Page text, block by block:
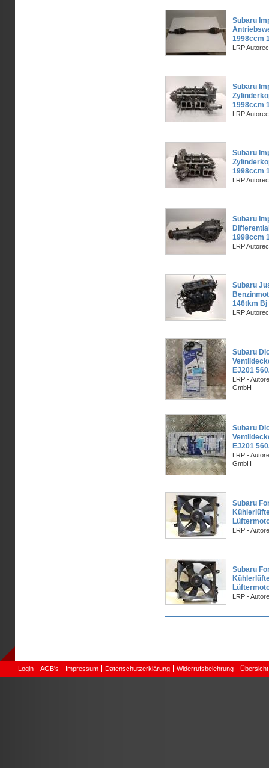
Subaru
1998ccm
LRP
Subaru
1998ccm
LRP
Subaru
1998ccm
LRP
Subaru
1998ccm
LRP
Subaru
146tkm Bj
LRP
Subaru
EJ201
LRP -
GmbH
Subaru
EJ201
LRP -
GmbH
Subaru
LRP -
Subaru
LRP -
Login AGB's Impressum Datenschutzerklärung Widerrufsbelehrung